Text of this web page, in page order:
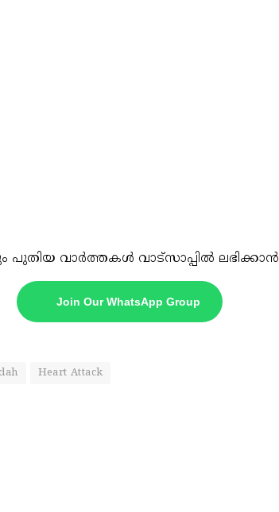
പുതിയ വാർത്തകൾ വാട്സാപ്പിൽ ലഭിക്കാൻ
Join Our WhatsApp Group
Heart Attack